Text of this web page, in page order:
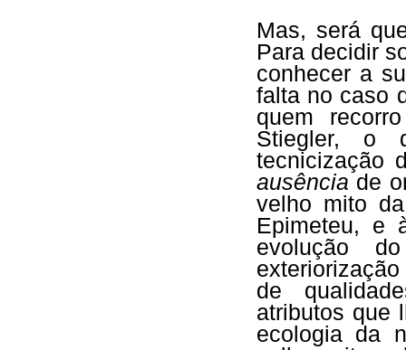
Mas, será
Para decidir
conhecer a
falta no caso
quem
Stiegler, o
tecnicização
ausência de
velho mito
Epimeteu, e
evolução
de
atributos que
ecologia da